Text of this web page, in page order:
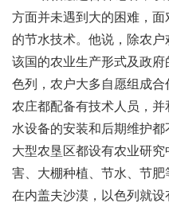
方面并未遇到大的困难，
的节水技术。他说，除农
该国的农业生产形式及政
色列，农户大多自愿组成合
农庄都配备有技术人员，
水设备的安装和后期维护
大型农垦区都设有农业研
害、大棚种植、节水、节
在内盖夫沙漠，以色列就